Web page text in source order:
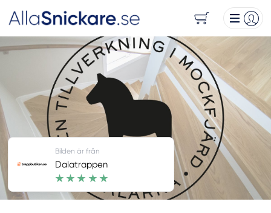
Bilden är från
Dalatrappen